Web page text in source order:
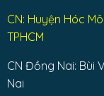
CN: Huyện Hóc
TPHCM
CN Đồng Nai: Bùi
Nai